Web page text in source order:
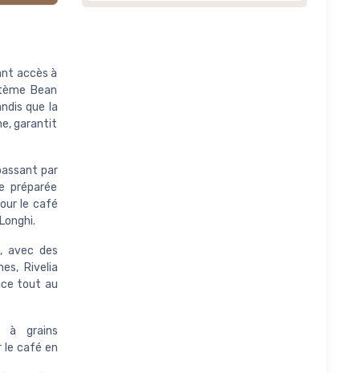
accès à
Bean
que la
garantit
par
préparée
le café
avec des
Rivelia
tout au
à grains
le café en